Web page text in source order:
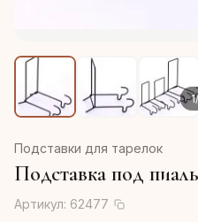
1/
Подставки для тарелок
Подставка под
Артикул: 62477